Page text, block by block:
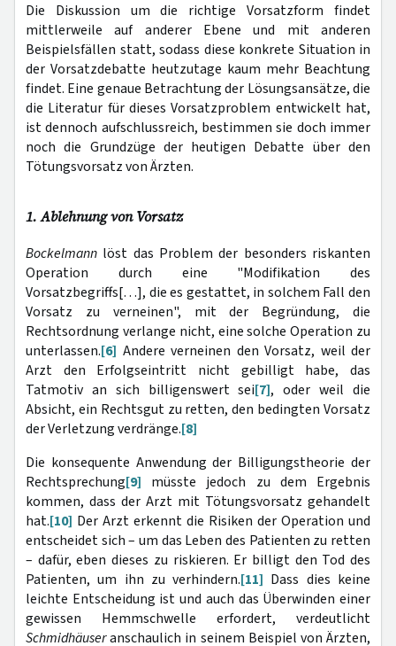
Die Diskussion um die richtige Vorsatzform findet
mittlerweile auf anderer Ebene und mit anderen
Beispielsfällen statt, sodass diese konkrete Situation in
der Vorsatzdebatte heutzutage kaum mehr Beachtung
findet. Eine genaue Betrachtung der Lösungsansätze, die
die Literatur für dieses Vorsatzproblem entwickelt hat,
ist dennoch aufschlussreich, bestimmen sie doch immer
noch die Grundzüge der heutigen Debatte über den
Tötungsvorsatz von Ärzten.
1. Ablehnung von Vorsatz
Bockelmann löst das Problem der besonders riskanten
Operation durch eine "Modifikation des
Vorsatzbegriffs[…], die es gestattet, in solchem Fall den
Vorsatz zu verneinen", mit der Begründung, die
Rechtsordnung verlange nicht, eine solche Operation zu
unterlassen.[6] Andere verneinen den Vorsatz, weil der
Arzt den Erfolgseintritt nicht gebilligt habe, das
Tatmotiv an sich billigenswert sei[7], oder weil die
Absicht, ein Rechtsgut zu retten, den bedingten Vorsatz
der Verletzung verdränge.[8]
Die konsequente Anwendung der Billigungstheorie der
Rechtsprechung[9] müsste jedoch zu dem Ergebnis
kommen, dass der Arzt mit Tötungsvorsatz gehandelt
hat.[10] Der Arzt erkennt die Risiken der Operation und
entscheidet sich – um das Leben des Patienten zu retten
– dafür, eben dieses zu riskieren. Er billigt den Tod des
Patienten, um ihn zu verhindern.[11] Dass dies keine
leichte Entscheidung ist und auch das Überwinden einer
gewissen Hemmschwelle erfordert, verdeutlicht
Schmidhäuseranschaulich in seinem Beispiel von Ärzten,